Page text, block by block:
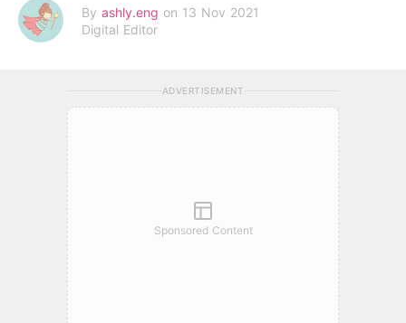
By ashly.eng on 13 Nov 2021
Digital Editor
ADVERTISEMENT
Sponsored Content